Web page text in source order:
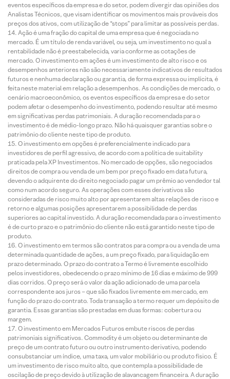
eventos específicos da empresa e do setor, podem divergir das opiniões dos
Analistas Técnicos, que visam identificar os movimentos mais prováveis dos
preços dos ativos, com utilização de “stops” para limitar as possíveis perdas.
Ação é uma fração do capital de uma empresa que é negociada no
mercado. É um título de renda variável, ou seja, um investimento no qual a
rentabilidade não é preestabelecida, varia conforme as cotações de
mercado. O investimento em ações é um investimento de alto risco e os
desempenhos anteriores não são necessariamente indicativos de resultados
futuros e nenhuma declaração ou garantia, de forma expressa ou implícita, é
feita neste material em relação a desempenhos. As condições de mercado, o
cenário macroeconômico, os eventos específicos da empresa e do setor
podem afetar o desempenho do investimento, podendo resultar até mesmo
em significativas perdas patrimoniais. A duração recomendada para o
investimento é de médio-longo prazo. Não há quaisquer garantias sobre o
patrimônio do cliente neste tipo de produto.
O investimento em opções é preferencialmente indicado para
investidores de perfil agressivo, de acordo com a política de suitability
praticada pela XP Investimentos. No mercado de opções, são negociados
direitos de compra ou venda de um bem por preço fixado em data futura,
devendo o adquirente do direito negociado pagar um prêmio ao vendedor tal
como num acordo seguro. As operações com esses derivativos são
consideradas de risco muito alto por apresentarem altas relações de risco e
retorno e algumas posições apresentarem a possibilidade de perdas
superiores ao capital investido. A duração recomendada para o investimento
é de curto prazo e o patrimônio do cliente não está garantido neste tipo de
produto.
O investimento em termos são contratos para compra ou a venda de uma
determinada quantidade de ações, a um preço fixado, para liquidação em
prazo determinado. O prazo do contrato a Termo é livremente escolhido
pelos investidores, obedecendo o prazo mínimo de 16 dias e máximo de 999
dias corridos. O preço será o valor da ação adicionado de uma parcela
correspondente aos juros – que são fixados livremente em mercado, em
função do prazo do contrato. Toda transação a termo requer um depósito de
garantia. Essas garantias são prestadas em duas formas: cobertura ou
margem.
O investimento em Mercados Futuros embute riscos de perdas
patrimoniais significativos. Commodity é um objeto ou determinante de
preço de um contrato futuro ou outro instrumento derivativo, podendo
consubstanciar um índice, uma taxa, um valor mobiliário ou produto físico. É
um investimento de risco muito alto, que contempla a possibilidade de
oscilação de preço devido à utilização de alavancagem financeira. A duração